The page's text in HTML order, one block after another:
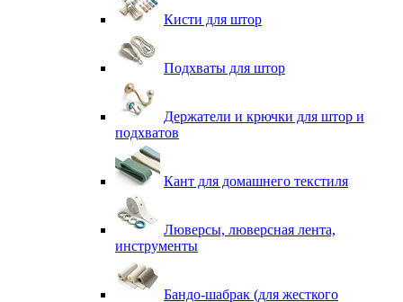
Кисти для штор
Подхваты для штор
Держатели и крючки для штор и
подхватов
Кант для домашнего текстиля
Люверсы, люверсная лента,
инструменты
Бандо-шабрак (для жесткого